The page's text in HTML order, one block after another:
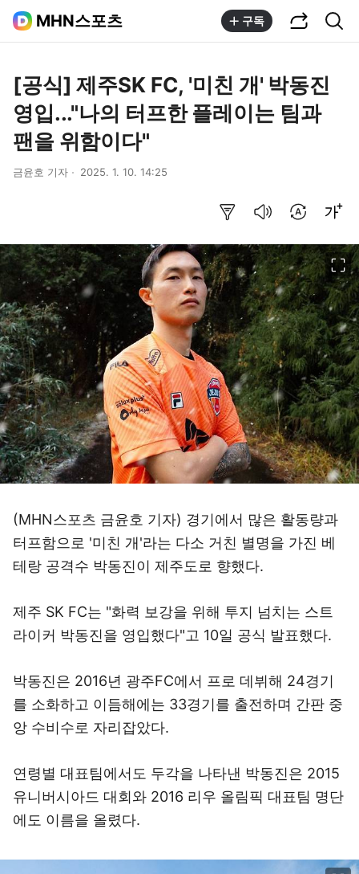
MHN스포츠 구독
[공식] 제주SK FC, '미친 개' 박동진
영입..."나의 터프한 플레이는 팀과
팬을 위함이다"
금윤호 기자 2025. 1. 10. 14:25
(MHN스포츠 금윤호 기자) 경기에서 많은 활동량과
터프함으로 '미친 개'라는 다소 거친 별명을 가진 베
테랑 공격수 박동진이 제주도로 향했다.
제주 SK FC는 "화력 보강을 위해 투지 넘치는 스트
라이커 박동진을 영입했다"고 10일 공식 발표했다.
박동진은 2016년 광주FC에서 프로 데뷔해 24경기
를 소화하고 이듬해에는 33경기를 출전하며 간판 중
앙 수비수로 자리잡았다.
연령별 대표팀에서도 두각을 나타낸 박동진은 2015
유니버시아드 대회와 2016 리우 올림픽 대표팀 명단
에도 이름을 올렸다.